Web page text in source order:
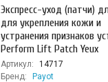
Экспресс-уход (патчи)
для укрепления кожи и
устранения признаков
Perform Lift Patch Yeux
Артикул:
14717
Бренд:
Payot